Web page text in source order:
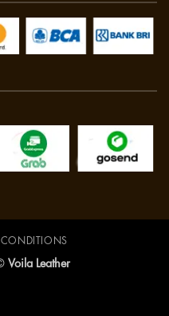
CONDITIONS
Voila Leather